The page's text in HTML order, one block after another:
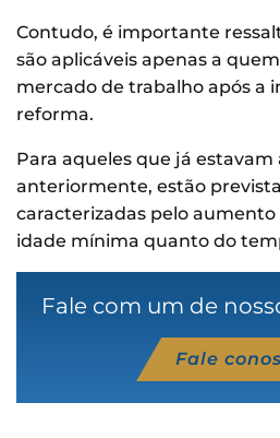
Contudo, é importante
são aplicáveis apenas a
mercado de trabalho após a
reforma.
Para aqueles que já
anteriormente, estão
caracterizadas pelo
idade mínima quanto do
Fale com um de
Fale